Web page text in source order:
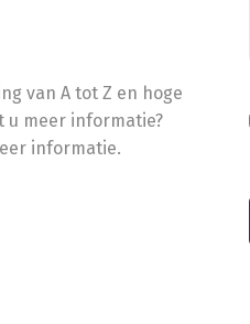
van A tot Z en hoge
u meer informatie?
informatie.